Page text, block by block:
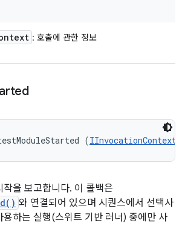
: 호출에 관한 정보
(IInvocationContext
을 보고합니다. 이 콜백은
와 연결되어 있으며 시퀀스에서 선택사
용하는 실행(스위트 기반 러너) 중에만 사